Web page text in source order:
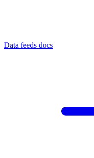
Data feeds docs